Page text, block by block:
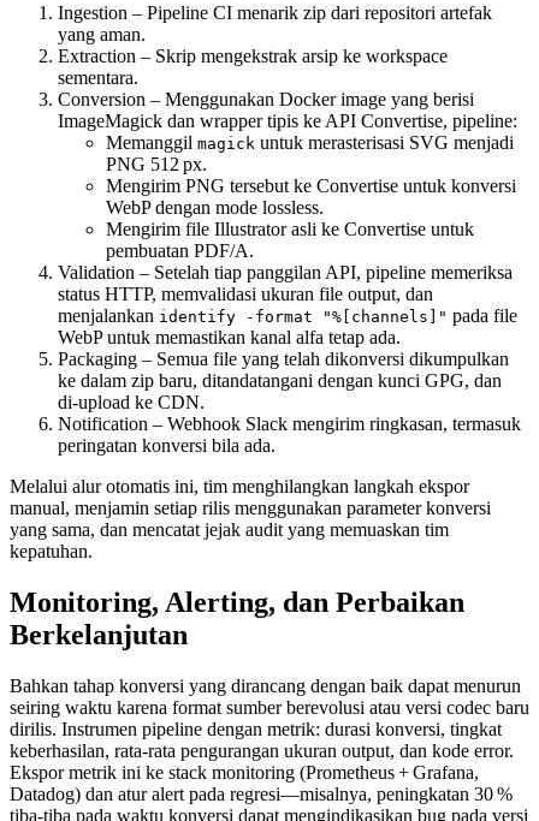
Ingestion – Pipeline CI menarik zip dari repositori artefak
yang aman.
Extraction – Skrip mengekstrak arsip ke workspace
sementara.
Conversion – Menggunakan Docker image yang berisi
ImageMagick dan wrapper tipis ke API Convertise, pipeline:
Memanggil magick untuk merasterisasi SVG menjadi
PNG 512 px.
Mengirim PNG tersebut ke Convertise untuk konversi
WebP dengan mode lossless.
Mengirim file Illustrator asli ke Convertise untuk
pembuatan PDF/A.
Validation – Setelah tiap panggilan API, pipeline memeriksa
status HTTP, memvalidasi ukuran file output, dan
menjalankan identify -format "%[channels]" pada file
WebP untuk memastikan kanal alfa tetap ada.
Packaging – Semua file yang telah dikonversi dikumpulkan
ke dalam zip baru, ditandatangani dengan kunci GPG, dan
di‑upload ke CDN.
Notification – Webhook Slack mengirim ringkasan, termasuk
peringatan konversi bila ada.
Melalui alur otomatis ini, tim menghilangkan langkah ekspor
manual, menjamin setiap rilis menggunakan parameter konversi
yang sama, dan mencatat jejak audit yang memuaskan tim
kepatuhan.
Monitoring, Alerting, dan Perbaikan
Berkelanjutan
Bahkan tahap konversi yang dirancang dengan baik dapat menurun
seiring waktu karena format sumber berevolusi atau versi codec baru
dirilis. Instrumen pipeline dengan metrik: durasi konversi, tingkat
keberhasilan, rata‑rata pengurangan ukuran output, dan kode error.
Ekspor metrik ini ke stack monitoring (Prometheus + Grafana,
Datadog) dan atur alert pada regresi—misalnya, peningkatan 30 %
tiba‑tiba pada waktu konversi dapat mengindikasikan bug pada versi